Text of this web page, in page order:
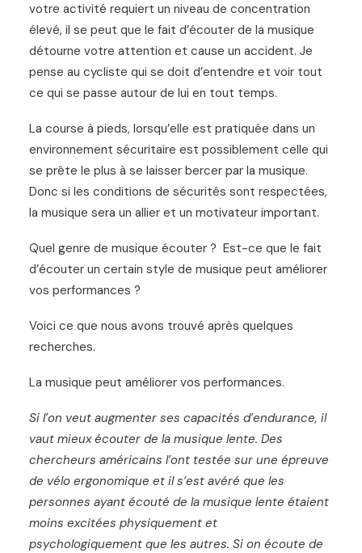
votre activité requiert un niveau de concentration
élevé, il se peut que le fait d’écouter de la musique
détourne votre attention et cause un accident. Je
pense au cycliste qui se doit d’entendre et voir tout
ce qui se passe autour de lui en tout temps.
La course à pieds, lorsqu’elle est pratiquée dans un
environnement sécuritaire est possiblement celle qui
se prête le plus à se laisser bercer par la musique.
Donc si les conditions de sécurités sont respectées,
la musique sera un allier et un motivateur important.
Quel genre de musique écouter ? Est-ce que le fait
d’écouter un certain style de musique peut améliorer
vos performances ?
Voici ce que nous avons trouvé après quelques
recherches.
La musique peut améliorer vos performances.
Si l’on veut augmenter ses capacités d’endurance, il
vaut mieux écouter de la musique lente. Des
chercheurs américains l’ont testée sur une épreuve
de vélo ergonomique et il s’est avéré que les
personnes ayant écouté de la musique lente étaient
moins excitées physiquement et
psychologiquement que les autres. Si on écoute de